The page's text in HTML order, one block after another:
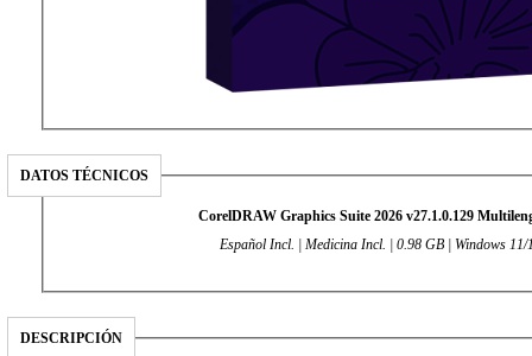
DATOS TÉCNICOS
CorelDRAW Graphics Suite 2026 v27.1.0.129
Español Incl. | Medicina Incl. | 0.98 GB | Windows 11/
DESCRIPCIÓN